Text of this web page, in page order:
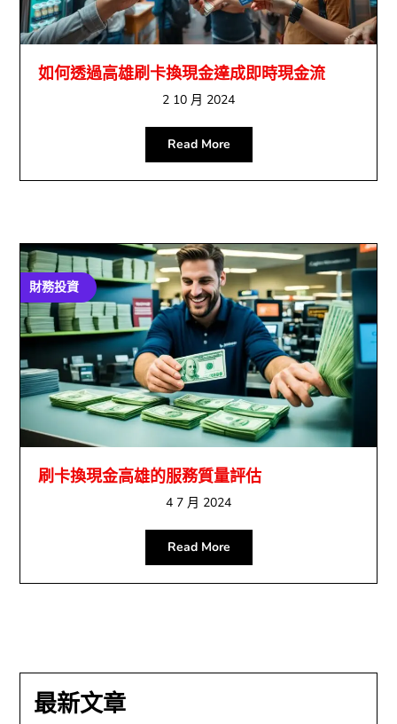
如何透過高雄刷卡換現金達成即時現金流
2 10 月 2024
Read More
財務投資
刷卡換現金高雄的服務質量評估
4 7 月 2024
Read More
最新文章